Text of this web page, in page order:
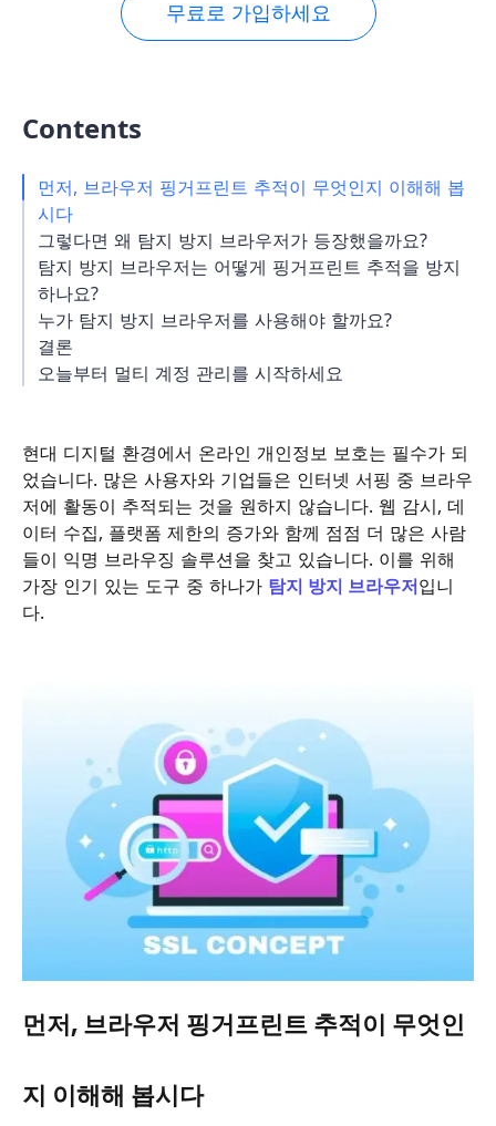
무료로 가입하세요
Contents
먼저, 브라우저 핑거프린트 추적이 무엇인지 이해해 봅
시다
그렇다면 왜 탐지 방지 브라우저가 등장했을까요?
탐지 방지 브라우저는 어떻게 핑거프린트 추적을 방지
하나요?
누가 탐지 방지 브라우저를 사용해야 할까요?
결론
오늘부터 멀티 계정 관리를 시작하세요
현대 디지털 환경에서 온라인 개인정보 보호는 필수가 되
었습니다. 많은 사용자와 기업들은 인터넷 서핑 중 브라우
저에 활동이 추적되는 것을 원하지 않습니다. 웹 감시, 데
이터 수집, 플랫폼 제한의 증가와 함께 점점 더 많은 사람
들이 익명 브라우징 솔루션을 찾고 있습니다. 이를 위해
가장 인기 있는 도구 중 하나가 탐지 방지 브라우저입니
다.
먼저, 브라우저 핑거프린트 추적이 무엇인
지 이해해 봅시다